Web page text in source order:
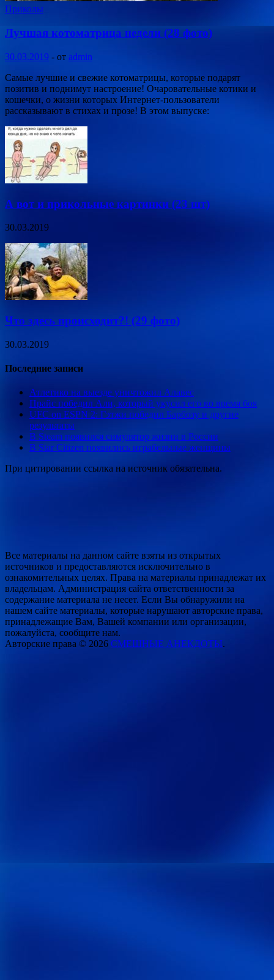
Приколы
Лучшая котоматрица недели (28 фото)
30.03.2019 - от admin
Самые лучшие и свежие котоматрицы, которые подарят
позитив и поднимут настроение! Очаровательные котики и
кошечки, о жизни которых Интернет-пользователи
рассказывают в стихах и прозе! В этом выпуске:
А вот и прикольные картинки (23 шт)
30.03.2019
Что здесь происходит?! (29 фото)
30.03.2019
Последние записи
Атлетико на выезде уничтожил Алавес
Прайс победил Али, который укусил его во время боя
UFC on ESPN 2: Гэтжи победил Барбозу и другие
результаты
В Steam появился симулятор жизни в России
В Star Citizen появились играбельные женщины
При цитировании ссылка на источник обязательна.
Все материалы на данном сайте взяты из открытых
источников и предоставляются исключительно в
ознакомительных целях. Права на материалы принадлежат их
владельцам. Администрация сайта ответственности за
содержание материала не несет. Если Вы обнаружили на
нашем сайте материалы, которые нарушают авторские права,
принадлежащие Вам, Вашей компании или организации,
пожалуйста, сообщите нам.
Авторские права © 2026 СМЕШНЫЕ АНЕКДОТЫ.